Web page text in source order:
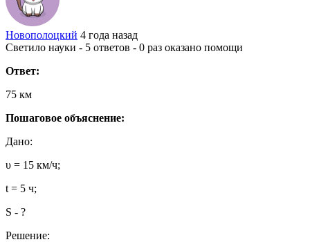
Новополоцкий 4 года назад
Светило науки - 5 ответов - 0 раз оказано помощи
Ответ:
75 км
Пошаговое объяснение:
Дано:
υ = 15 км/ч;
t = 5 ч;
S - ?
Решение: